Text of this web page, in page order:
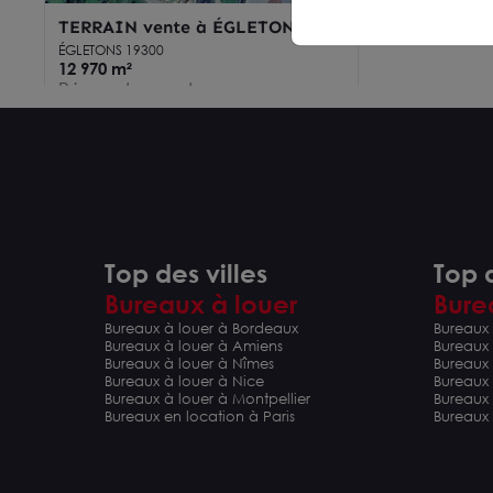
TERRAIN vente à ÉGLETONS
19300
ÉGLETONS 19300
12 970 m²
Prix sur demande
Top des villes
Bureaux à louer
Bureaux à louer à Bordeaux
Bureaux à louer à Amiens
Bureaux à louer à Nîmes
Bureaux à louer à Nice
Bureaux à louer à Montpellier
Bureaux en location à Paris
Top